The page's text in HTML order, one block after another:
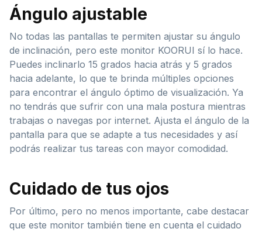
Ángulo ajustable
No todas las pantallas te permiten ajustar su ángulo
de inclinación, pero este monitor KOORUI sí lo hace.
Puedes inclinarlo 15 grados hacia atrás y 5 grados
hacia adelante, lo que te brinda múltiples opciones
para encontrar el ángulo óptimo de visualización. Ya
no tendrás que sufrir con una mala postura mientras
trabajas o navegas por internet. Ajusta el ángulo de la
pantalla para que se adapte a tus necesidades y así
podrás realizar tus tareas con mayor comodidad.
Cuidado de tus ojos
Por último, pero no menos importante, cabe destacar
que este monitor también tiene en cuenta el cuidado